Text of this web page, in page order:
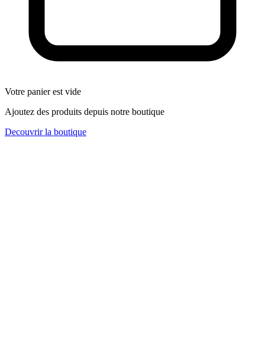
Votre panier est vide
Ajoutez des produits depuis notre boutique
Decouvrir la boutique